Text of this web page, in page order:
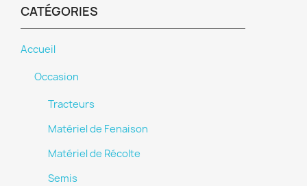
CATÉGORIES
Accueil
Occasion
Tracteurs
Matériel de Fenaison
Matériel de Récolte
Semis